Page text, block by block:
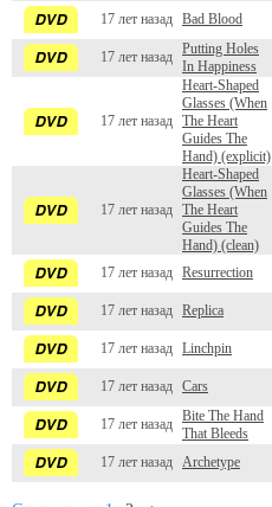
17 лет назад
Bad Blood
17 лет назад
Putting Holes
In Happiness
17 лет назад
Heart-Shaped
Glasses (When
The Heart
Guides The
Hand) (explicit)
17 лет назад
Heart-Shaped
Glasses (When
The Heart
Guides The
Hand) (clean)
17 лет назад Resurrection
17 лет назад
Replica
17 лет назад
Linchpin
17 лет назад
Cars
17 лет назад
Bite The Hand
That Bleeds
17 лет назад
Archetype